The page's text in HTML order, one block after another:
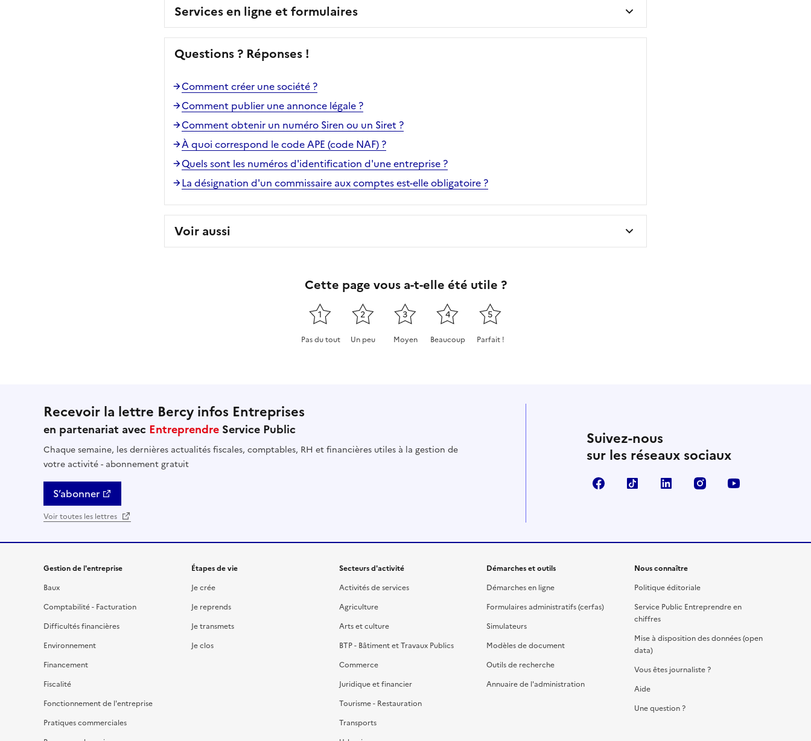
Services en ligne et formulaires
Questions ? Réponses !
Comment créer une société ?
Comment publier une annonce légale ?
Comment obtenir un numéro Siren ou un Siret ?
À quoi correspond le code APE (code NAF) ?
Quels sont les numéros d'identification d'une entreprise ?
La désignation d'un commissaire aux comptes est-elle obligatoire ?
Voir aussi
Cette page vous a-t-elle été utile ?
1
Pas du tout
2
Un peu
3
Moyen
4
Beaucoup
5
Parfait !
Recevoir la lettre Bercy infos Entreprises
en partenariat avec Entreprendre Service Public
Chaque semaine, les dernières actualités fiscales, comptables, RH et financières utiles à la gestion de
votre activité - abonnement gratuit
S’abonner
Voir toutes les lettres
Suivez-nous
sur les réseaux sociaux
FacebookTikTok Linkedin Instagram
Gestion de l'entreprise
Baux
Comptabilité - Facturation
Difficultés financières
Environnement
Financement
Fiscalité
Fonctionnement de l'entreprise
Pratiques commerciales
Étapes de vie
Je crée
Je reprends
Je transmets
Je clos
Secteurs d'activité
Activités de services
Agriculture
Arts et culture
BTP - Bâtiment et Travaux Publics
Commerce
Juridique et financier
Tourisme - Restauration
Transports
Démarches et outils
Démarches en ligne
Formulaires administratifs (cerfas)
Simulateurs
Modèles de document
Outils de recherche
Annuaire de l'administration
Nous connaître
Politique éditoriale
Service Public Entreprendre en
chiffres
Mise à disposition des données (open
data)
Vous êtes journaliste ?
Aide
Une question ?